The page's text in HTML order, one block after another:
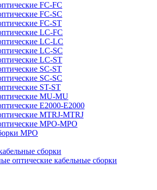
FC-FC
FC-SC
FC-ST
LC-FC
LC-LC
LC-SC
LC-ST
SC-ST
SC-SC
ST-ST
MU-MU
E2000-E2000
MTRJ-MTRJ
MPO-MPO
MPO
сборки
оптические кабельные сборки